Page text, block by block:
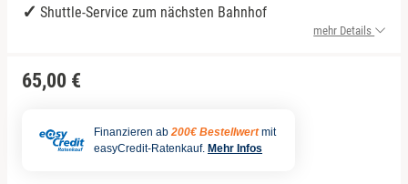
Shuttle-Service zum nächsten Bahnhof
mehr Details
65,00 €
Finanzieren ab 200€ Bestellwert mit
easyCredit-Ratenkauf. Mehr Infos
Thüringen